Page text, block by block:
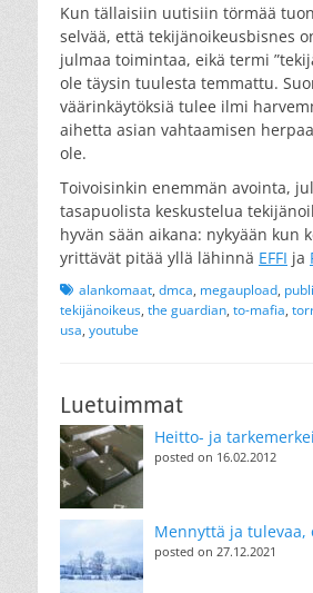
Kun tällaisiin uutisiin törmää
selvää, että tekijänoikeusbisnes
julmaa toimintaa, eikä termi
ole täysin tuulesta temmattu.
väärinkäytöksiä tulee ilmi
aihetta asian vahtaamisen
ole.
Toivoisinkin enemmän avointa,
tasapuolista keskustelua
hyvän sään aikana: nykyään kun
yrittävät pitää yllä lähinnä EFFI ja
Tagsalankomaat, dmca, megaupload,
tekijänoikeus, the guardian, to-mafia,
usa, youtube
Luetuimmat
Heitto- ja
posted on 16.02.2012
Mennyttä ja tulevaa,
posted on 27.12.2021